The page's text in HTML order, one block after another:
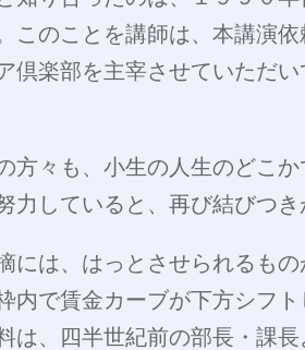
このことを講師は、本講演
倶楽部を主宰させていただ
方々も、小生の人生のどこ
力していると、再び結びつ
には、はっとさせられるも
内で賃金カーブが下方シフ
は、四半世紀前の部長・課